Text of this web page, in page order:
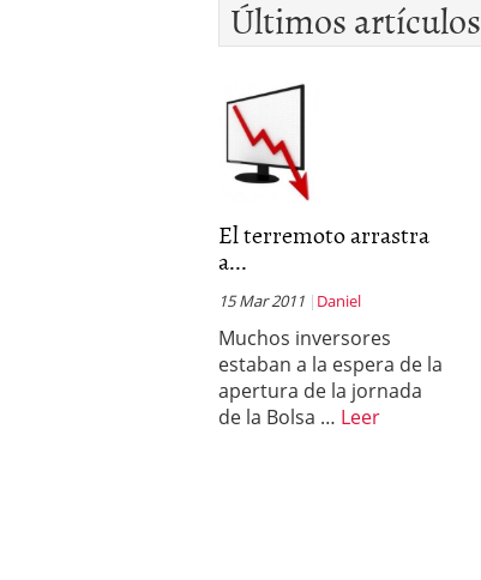
Últimos artículos
El terremoto arrastra
a...
15 Mar 2011 Daniel
Muchos inversores
estaban a la espera de la
apertura de la jornada
de la Bolsa … Leer